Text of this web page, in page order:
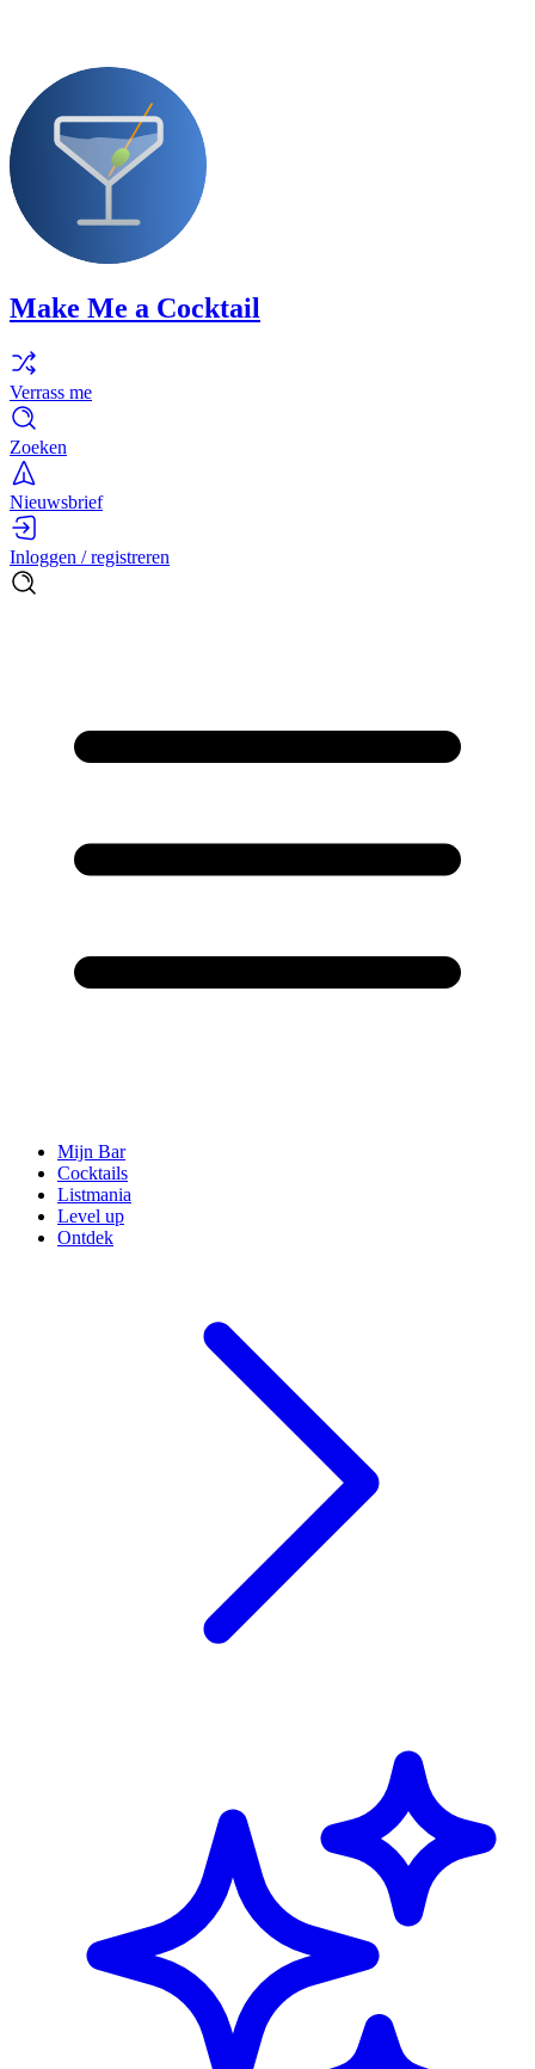
Make Me a Cocktail
Verrass me
Zoeken
Nieuwsbrief
Inloggen / registreren
Mijn Bar
Cocktails
Listmania
Level up
Ontdek